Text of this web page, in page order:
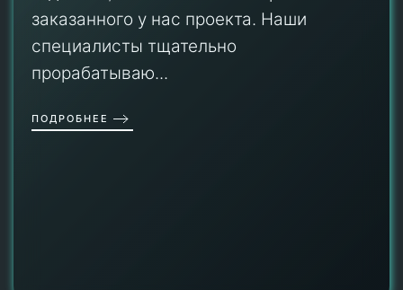
заказанного у нас проекта. Наши
специалисты тщательно
прорабатываю...
ПОДРОБНЕЕ